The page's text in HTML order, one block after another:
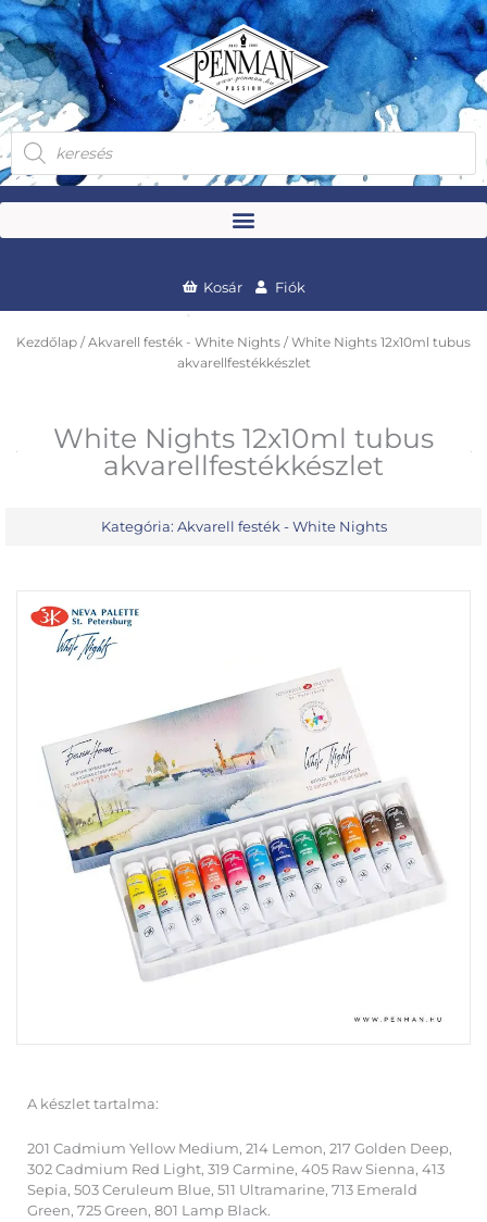
Skip
to
content
Products
search
Kosár Fiók
Kezdőlap /Akvarell festék - White Nights / White Nights 12x10ml tubus
akvarellfestékkészlet
White Nights 12x10ml tubus
akvarellfestékkészlet
Kategória: Akvarell festék - White Nights
A készlet tartalma:
201 Cadmium Yellow Medium, 214 Lemon, 217 Golden Deep,
302 Cadmium Red Light, 319 Carmine, 405 Raw Sienna, 413
Sepia, 503 Ceruleum Blue, 511 Ultramarine, 713 Emerald
Green, 725 Green, 801 Lamp Black.